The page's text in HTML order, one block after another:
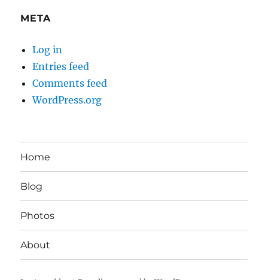
META
Log in
Entries feed
Comments feed
WordPress.org
Home
Blog
Photos
About